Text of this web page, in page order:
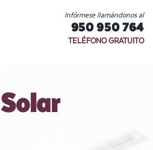
Infórmese llamándonos al
950 950 764
TELÉFONO GRATUITO
Solar